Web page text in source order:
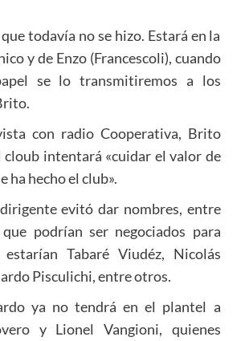
todavía no se hizo. Estará en la
y de Enzo (Francescoli), cuando
se lo transmitiremos a los
con radio Cooperativa, Brito
cloub intentará «cuidar el valor de
ha hecho el club».
evitó dar nombres, entre
podrían ser negociados para
Tabaré Viudéz, Nicolás
Pisculichi, entre otros.
ya no tendrá en el plantel a
y Lionel Vangioni, quienes